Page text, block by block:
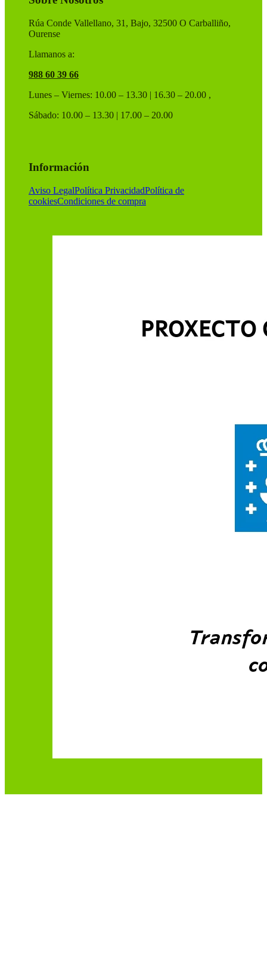
de
Rúa Conde Vallellano, 31, Bajo, 32500 O Carballiño,
Ourense
Llamanos a:
988 60 39 66
Lunes – Viernes: 10.00 – 13.30 | 16.30 – 20.00 ,
Sábado: 10.00 – 13.30 | 17.00 – 20.00
Información
Aviso LegalPolítica PrivacidadPolítica de
cookiesCondiciones de compra